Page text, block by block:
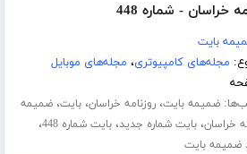
خراسان - شماره 448
بایت
مجله‌های کامپیوتری، مجله‌های موبایل
ضمیمه بایت،روزنامه خراسان،بایت،ضمیمه
خراسان،بایت شماره جدید،بایت شماره 448 ،
ضمیمه بایت